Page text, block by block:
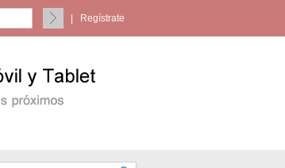
Regístrate